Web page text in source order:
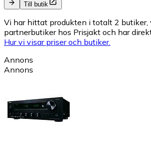
Till butik
Vi har hittat produkten i totalt 2 butiker,
partnerbutiker hos Prisjakt och har
Hur vi visar priser och butiker.
Annons
Annons